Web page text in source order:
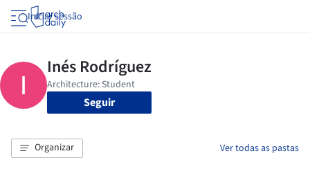
Iniciar sessão
Seguir
Organizar Ver todas as pastas